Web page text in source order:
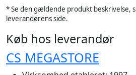
* Se den gældende produkt beskrivelse,
leverandørens side.
Køb hos leverandør
CS MEGASTORE